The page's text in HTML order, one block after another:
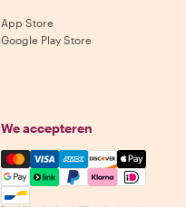
App Store
Google Play Store
We accepteren
Mastercard, Visa, Amex,